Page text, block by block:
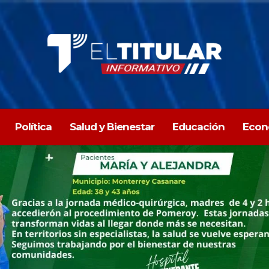
Política Salud y Bienestar Educación